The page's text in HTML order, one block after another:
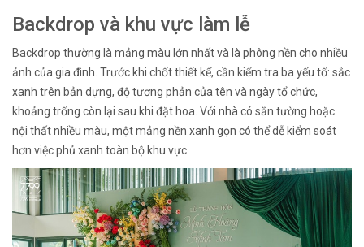
Backdrop và khu vực làm lễ
Backdrop thường là mảng màu lớn nhất và là phông nền cho nhiều
ảnh của gia đình. Trước khi chốt thiết kế, cần kiểm tra ba yếu tố: sắc
xanh trên bản dựng, độ tương phản của tên và ngày tổ chức,
khoảng trống còn lại sau khi đặt hoa. Với nhà có sẵn tường hoặc
nội thất nhiều màu, một mảng nền xanh gọn có thể dễ kiểm soát
hơn việc phủ xanh toàn bộ khu vực.